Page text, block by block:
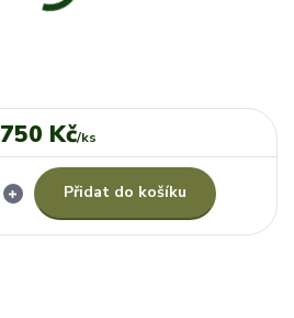
750 Kč/ks
Přidat do košíku